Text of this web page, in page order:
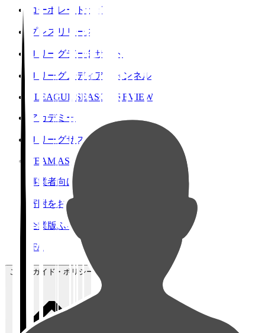
コーポレートサイト
プレスリリース
Ｊリーグデータサイト
Ｊリーグメディアチャンネル
J.LEAGUE SEASON REVIEW
アカデミー
Ｊリーグサステナビリティ
TEAM AS ONE
事業者向けサービス
寄附をお考えの方へ
企業版ふるさと納税
JFA
ご利用ガイド・ポリシー